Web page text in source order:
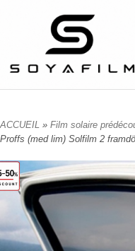
ACCUEIL » Film solaire
Proffs (med lim) Solfilm 2